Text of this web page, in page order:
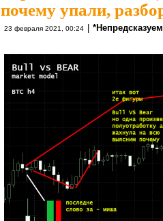
почему упали,
23 февраля 2021, 00:24 |